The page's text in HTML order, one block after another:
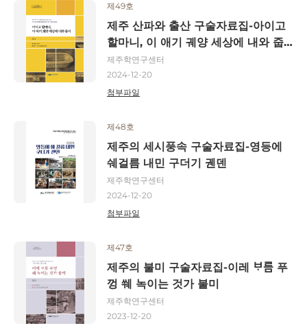
제49호
제주 산파와 출산 구술자료집-아이고
할마니, 이 애기 궤양 세상에 내와 줍
서
제주학연구센터
2024-12-20
첨부파일
제48호
제주의 세시풍속 구술자료집-영등에
쉐걸름 내민 구더기 궨덴
제주학연구센터
2024-12-20
첨부파일
제47호
제주의 불미 구술자료집-이레 ᄇᆞ름 푸
껑 쒜 녹이는 것가 불미
제주학연구센터
2023-12-20